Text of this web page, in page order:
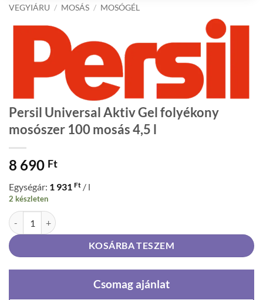
VEGYIÁRU / MOSÁS / MOSÓGÉL
Persil Universal Aktiv Gel folyékony
mosószer 100 mosás 4,5 l
8 690 Ft
Egységár: 1 931 Ft / l
2 készleten
Persil Universal Aktiv Gel folyékony mosószer 100 mosás 4,5 l
KOSÁRBA TESZEM
Csomag ajánlat